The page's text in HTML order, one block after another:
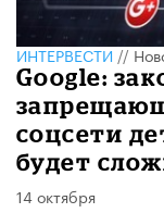
ИНТЕРВЕСТИ//
Google:
соцсети
будет
14 октября